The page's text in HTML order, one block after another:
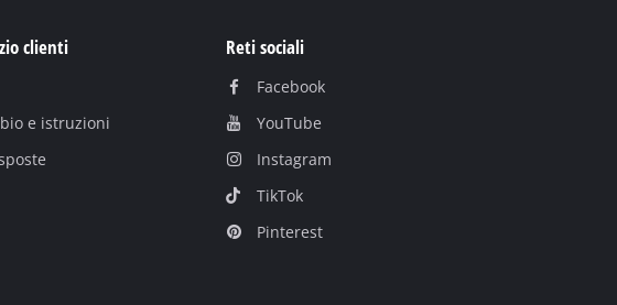
clienti
e istruzioni
Reti sociali
Facebook
YouTube
Instagram
TikTok
Pinterest